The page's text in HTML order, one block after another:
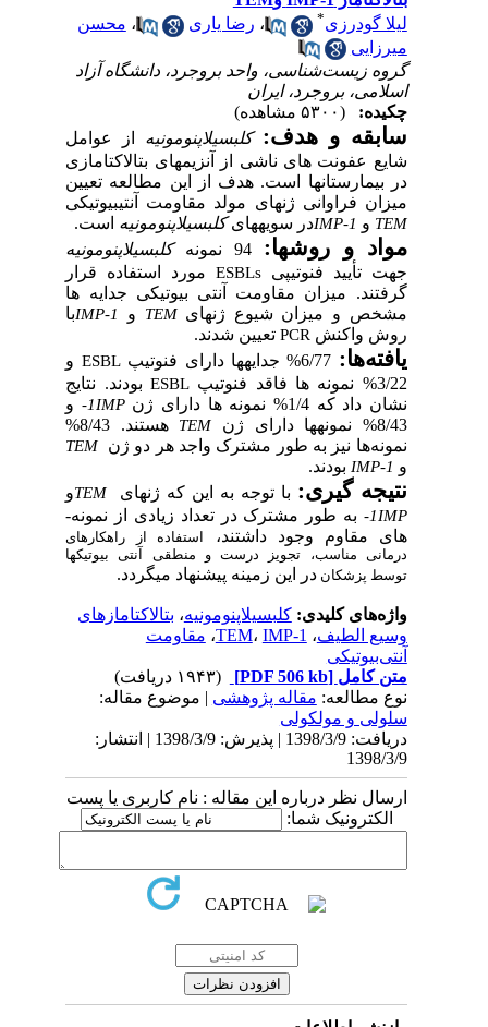
،رضا یاری ،محسن
زیست‌شناسی، واحد بروجرد، دانشگاه آزاد
بروجرد، ایران
و هدف: کلبسیلاپنومونیهاز عوامل
های ناشی از آنزیم­های بتالاکتامازی
است. هدف از این مطالعه تعیین
فراوانی ژن­های مولد مقاومت آنتی­بیوتیکی
در سویه­هایکلبسیلاپنومونیهاست.
و روش­ها: 94 نمونه
کلبسیلاپنومونیه
تأیید فنوتیپی
ESBLsمورد استفاده قرار
میزان مقاومت آنتی­ بیوتیکی جدایه­ ها
و میزان شیوع ژن­های TEM و IMP-1 با
PCRتعیین شدند.
6/77% جدایه­ها دارای فنوتیپ ESBL و
ESBL بودند. نتایج
IMP
- 1 و
TEM
هستند. 8/43%
ها نیز به­ طور مشترک واجد هر دو ژن TEM
گیری: با توجه­ به این­ که ژن­های TEMو
به­ طور مشترک در تعداد زیادی از نمونه­
مقاوم وجود داشتند،استفاده از
راه­کارهای
مناسب، تجویز درست و منطقی آنتی­ بیوتیک­ها
در این زمینه پیشنهاد می­گردد.
کلیدی: کلبسیلاپنومونیه،بتالاکتامازهای
TEM، IMP-1 ، مقاومت
(۱۹۴۳ دریافت)
مقاله پژوهشی | موضوع مقاله:
و مولکولی
دریافت: 1398/3/9 | پذیرش: 1398/3/9 | انتشار:
نظر درباره این مقاله : نام کاربری یا پست
شما: